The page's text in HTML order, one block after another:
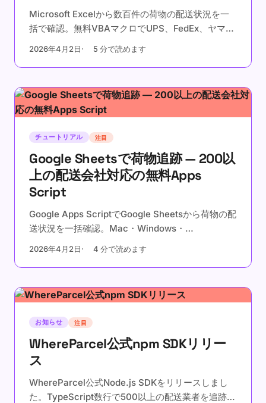
Microsoft Excelから数百件の荷物の配送状況を一
括で確認。無料VBAマクロでUPS、FedEx、ヤマ
ト、佐川など19カ国200以上の配送会社に対応。
2026年4月2日 5 分で読めます
チュートリアル 注目
Google Sheetsで荷物追跡 — 200以
上の配送会社対応の無料Apps
Script
Google Apps ScriptでGoogle Sheetsから荷物の配
送状況を一括確認。Mac・Windows・
Chromebookどこでも使用可能。UPS、FedEx、ヤ
マト運輸、佐川急便など200以上の配送会社に対
応。
2026年4月2日 4 分で読めます
お知らせ 注目
WhereParcel公式npm SDKリリー
ス
WhereParcel公式Node.js SDKをリリースしまし
た。TypeScript数行で500以上の配送業者を追跡。